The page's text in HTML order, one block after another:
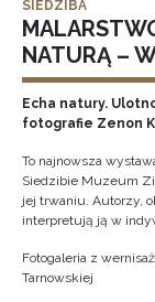
SIEDZIBA
NATURĄ –
Echa natury.
fotografie Zenon
To najnowsza
Siedzibie Muzeum
jej trwaniu. Autorzy,
interpretują ją w
Fotogaleria z
Tarnowskiej